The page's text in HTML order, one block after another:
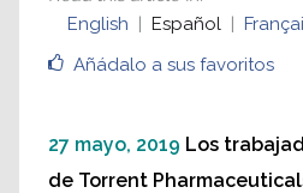
Añádalo a sus favoritos
English
Español
27 mayo, 2019 Los
de Torrent